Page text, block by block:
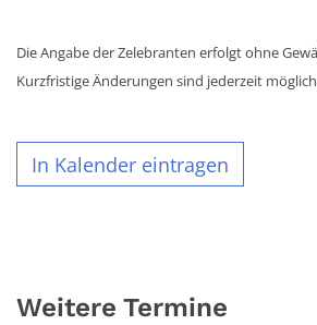
Die Angabe der Zelebranten erfolgt ohne
Kurzfristige Änderungen sind jederzeit
In Kalender eintragen
Weitere Termine